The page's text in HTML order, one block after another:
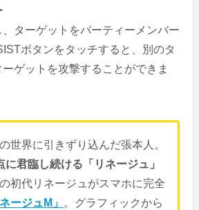
ターゲットをパーティーメンバー
ボタンをタッチすると、別のタ
ゲットを攻撃することができま
世界に引きずり込んだ張本人。
に君臨し続ける「リネージュ」
初代リネージュがスマホに完全
ネージュM」 。グラフィックから